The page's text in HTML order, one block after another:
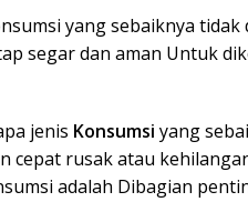
yang sebaiknya
segar dan aman Untuk
jenis Konsumsi yang
cepat rusak atau
adalah Dibagian